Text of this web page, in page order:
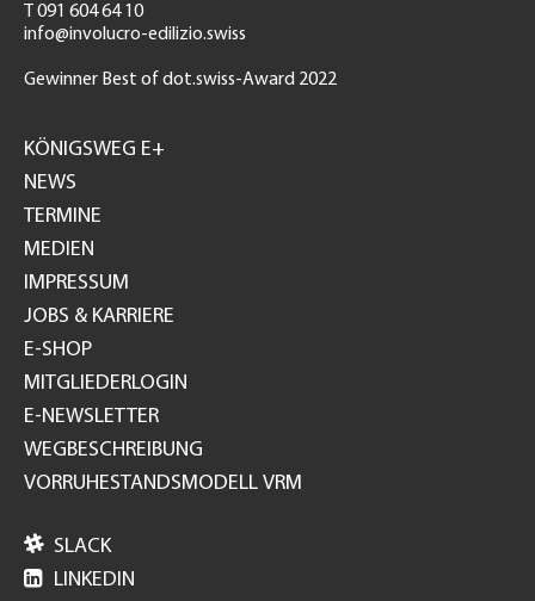
T 091 604 64 10
info@involucro-edilizio.swiss
Gewinner Best of dot.swiss-Award 2022
GH
KÖNIGSWEG E+
NEWS
TERMINE
MEDIEN
IMPRESSUM
JOBS & KARRIERE
E-SHOP
MITGLIEDERLOGIN
E-NEWSLETTER
WEGBESCHREIBUNG
VORRUHESTANDSMODELL VRM
 SLACK
 LINKEDIN